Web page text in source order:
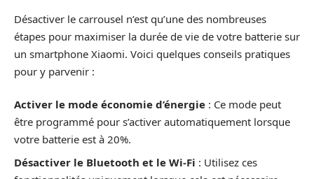
Désactiver le carrousel n’est qu’une des nombreuses
étapes pour maximiser la durée de vie de votre batterie sur
un smartphone Xiaomi. Voici quelques conseils pratiques
pour y parvenir :
Activer le mode économie d’énergie : Ce mode peut
être programmé pour s’activer automatiquement lorsque
votre batterie est à 20%.
Désactiver le Bluetooth et le Wi-Fi : Utilisez ces